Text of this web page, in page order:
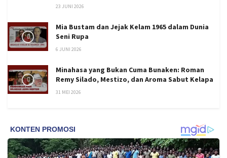
23 JUNI 2026
Mia Bustam dan Jejak Kelam 1965 dalam Dunia
Seni Rupa
6 JUNI 2026
Minahasa yang Bukan Cuma Bunaken: Roman
Remy Silado, Mestizo, dan Aroma Sabut Kelapa
31 MEI 2026